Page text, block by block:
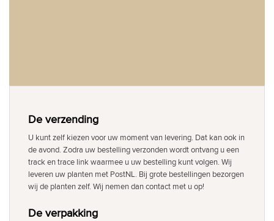
De verzending
U kunt zelf kiezen voor uw moment van levering. Dat kan ook in
de avond. Zodra uw bestelling verzonden wordt ontvang u een
track en trace link waarmee u uw bestelling kunt volgen. Wij
leveren uw planten met PostNL. Bij grote bestellingen bezorgen
wij de planten zelf. Wij nemen dan contact met u op!
De verpakking